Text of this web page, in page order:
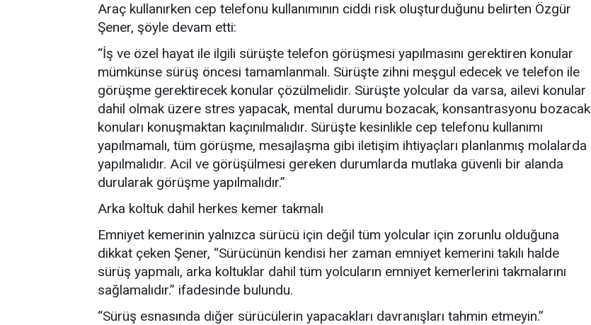
Araç kullanırken cep telefonu kullanımının ciddi risk oluşturduğunu belirten Özgür
Şener, şöyle devam etti:
“İş ve özel hayat ile ilgili sürüşte telefon görüşmesi yapılmasını gerektiren konular
mümkünse sürüş öncesi tamamlanmalı. Sürüşte zihni meşgul edecek ve telefon ile
görüşme gerektirecek konular çözülmelidir. Sürüşte yolcular da varsa, ailevi konular
dahil olmak üzere stres yapacak, mental durumu bozacak, konsantrasyonu bozacak
konuları konuşmaktan kaçınılmalıdır. Sürüşte kesinlikle cep telefonu kullanımı
yapılmamalı, tüm görüşme, mesajlaşma gibi iletişim ihtiyaçları planlanmış molalarda
yapılmalıdır. Acil ve görüşülmesi gereken durumlarda mutlaka güvenli bir alanda
durularak görüşme yapılmalıdır.”
Arka koltuk dahil herkes kemer takmalı
Emniyet kemerinin yalnızca sürücü için değil tüm yolcular için zorunlu olduğuna
dikkat çeken Şener, “Sürücünün kendisi her zaman emniyet kemerini takılı halde
sürüş yapmalı, arka koltuklar dahil tüm yolcuların emniyet kemerlerini takmalarını
sağlamalıdır.” ifadesinde bulundu.
“Sürüş esnasında diğer sürücülerin yapacakları davranışları tahmin etmeyin.”